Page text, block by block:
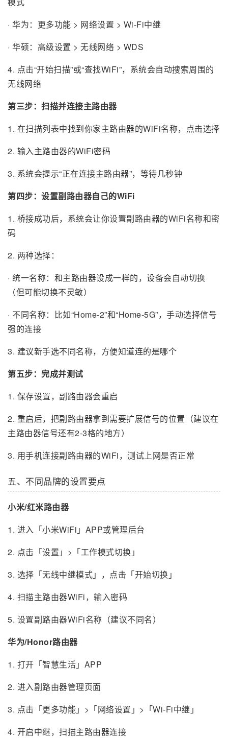
· 华为：更多功能 > 网络设置 > Wi-Fi中继
· 华硕：高级设置 > 无线网络 > WDS
4. 点击“开始扫描”或“查找WiFi”，系统会自动搜索周围的
无线网络
第三步：扫描并连接主路由器
1. 在扫描列表中找到你家主路由器的WiFi名称，点击选择
2. 输入主路由器的WiFi密码
3. 系统会提示“正在连接主路由器”，等待几秒钟
第四步：设置副路由器自己的WiFi
1. 桥接成功后，系统会让你设置副路由器的WiFi名称和密
码
2. 两种选择：
· 统一名称：和主路由器设成一样的，设备会自动切换
（但可能切换不灵敏）
· 不同名称：比如“Home-2”和“Home-5G”，手动选择信号
强的连接
3. 建议新手选不同名称，方便知道连的是哪个
第五步：完成并测试
1. 保存设置，副路由器会重启
2. 重启后，把副路由器拿到需要扩展信号的位置（建议在
主路由器信号还有2-3格的地方）
3. 用手机连接副路由器的WiFi，测试上网是否正常
五、不同品牌的设置要点
小米/红米路由器
1. 进入「小米WiFi」APP或管理后台
2. 点击「设置」>「工作模式切换」
3. 选择「无线中继模式」，点击「开始切换」
4. 扫描主路由器WiFi，输入密码
5. 设置副路由器WiFi名称（建议不同名）
华为/Honor路由器
1. 打开「智慧生活」APP
2. 进入副路由器管理页面
3. 点击「更多功能」>「网络设置」>「Wi-Fi中继」
4. 开启中继，扫描主路由器连接